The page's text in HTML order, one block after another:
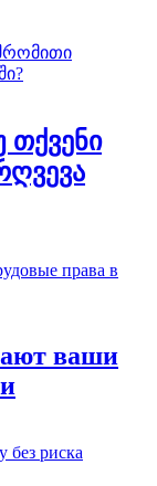
თქვენი
ваши